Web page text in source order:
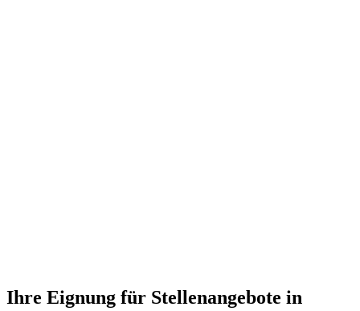
Ihre Eignung für Stellenangebote in